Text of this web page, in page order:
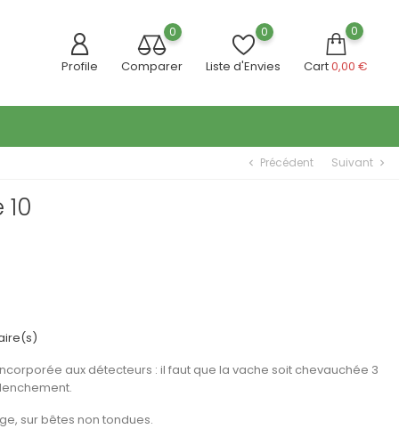
Profile
0
Comparer
0
Liste d'Envies
0
Cart0,00 €
chevron_left Précédent Suivant chevron_right
aux détecteurs : il faut que la vache soit chevauchée 3
sur bêtes non tondues.